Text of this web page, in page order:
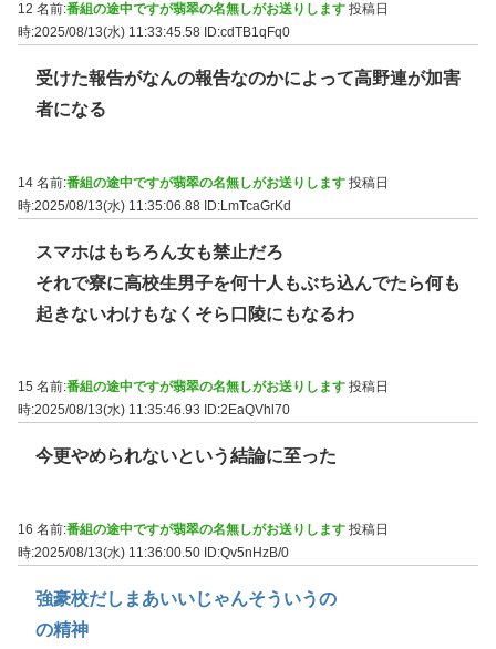
12 名前:番組の途中ですが翡翠の名無しがお送りします 投稿日
時:2025/08/13(水) 11:33:45.58 ID:cdTB1qFq0
受けた報告がなんの報告なのかによって高野連が加害
者になる
14 名前:番組の途中ですが翡翠の名無しがお送りします 投稿日
時:2025/08/13(水) 11:35:06.88 ID:LmTcaGrKd
スマホはもちろん女も禁止だろ
それで寮に高校生男子を何十人もぶち込んでたら何も
起きないわけもなくそら口陵にもなるわ
15 名前:番組の途中ですが翡翠の名無しがお送りします 投稿日
時:2025/08/13(水) 11:35:46.93
ID:2EaQVhl70
今更やめられないという結論に至った
16 名前:番組の途中ですが翡翠の名無しがお送りします 投稿日
時:2025/08/13(水) 11:36:00.50 ID:Qv5nHzB/0
強豪校だしまあいいじゃんそういうの
の精神